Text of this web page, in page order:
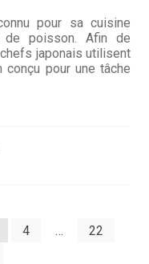
pour sa cuisine
de poisson. Afin de
japonais utilisent
pour une tâche
4 …
22